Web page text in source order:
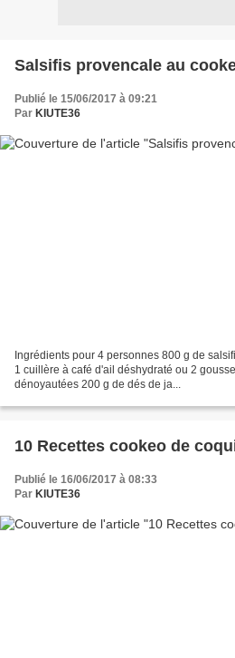
Salsifis provencale au
Publié le 15/06/2017 à 09:21
Par KIUTE36
Ingrédients pour 4 personnes 800 g de
1 cuillère à café d'ail déshydraté ou 2
dénoyautées 200 g de dés de ja...
10 Recettes cookeo de
Publié le 16/06/2017 à 08:33
Par KIUTE36